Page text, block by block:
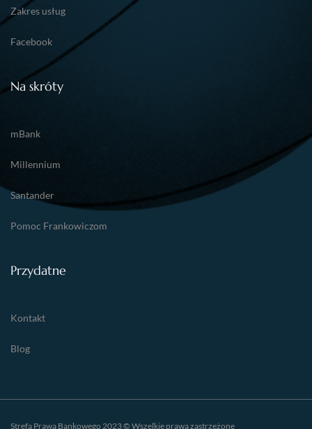
Zakres usług
Facebook
Na skróty
mBank
Millennium
Santander
Pomoc Frankowiczom
Przydatne
Kontakt
Blog
Strefa Prawa Bankowego 2023 © Wszelkie prawa zastrzeżone